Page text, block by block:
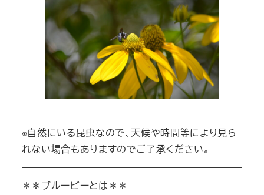
※自然にいる昆虫なので、天候や時間等により見ら
れない場合もありますのでご了承ください。
＊＊ブルービーとは＊＊